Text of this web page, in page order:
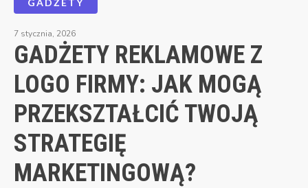
7 stycznia, 2026
GADŻETY REKLAMOWE Z
LOGO FIRMY: JAK MOGĄ
PRZEKSZTAŁCIĆ TWOJĄ
STRATEGIĘ
MARKETINGOWĄ?